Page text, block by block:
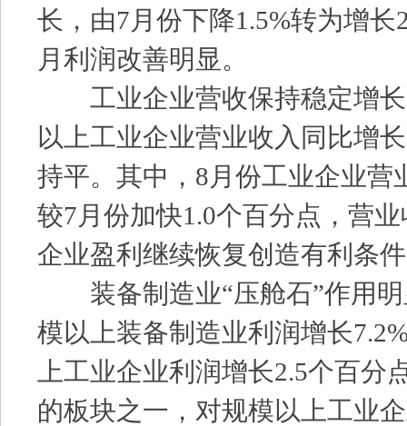
长，由7月份下降1.5%转为增长
月利润改善明显。
工业企业营收保持稳定增
以上工业企业营业收入同比增
持平。其中，8月份工业企业营
较7月份加快1.0个百分点，营
企业盈利继续恢复创造有利条
装备制造业“压舱石”作用
模以上装备制造业利润增长
上工业企业利润增长2.5个百分
的板块之一，对规模以上工业